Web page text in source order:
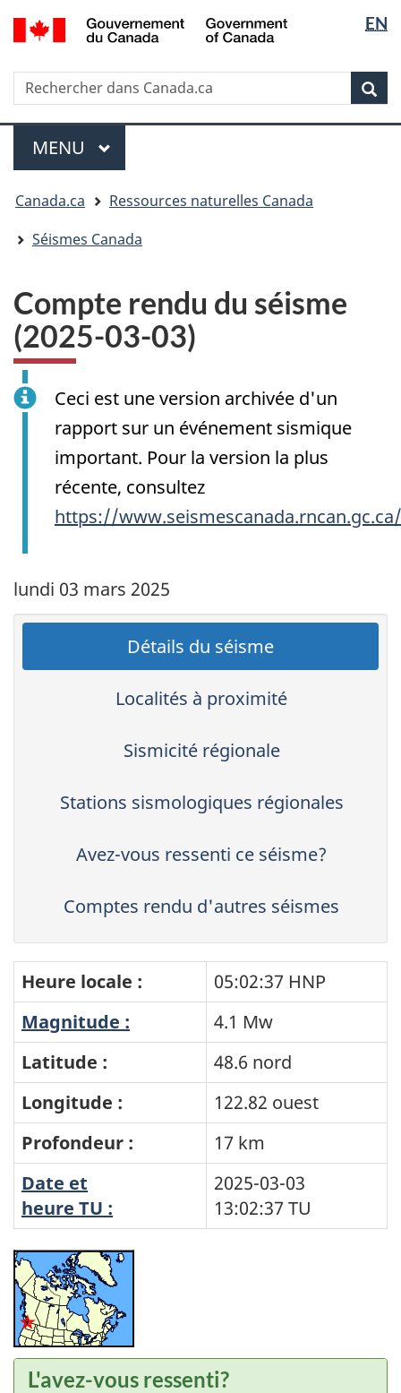
Passer
au
principal
Passer
à
sujet
du
gouvernement »
Passer
à
version
HTML
simplifiée
la
langue
EN
Rechercher
Rechercher
dans
Canada.ca
Menu
MENU PRINCIPAL
êtes
ici
Canada.ca
Ressources naturelles Canada
Séismes Canada
Compte rendu du séisme
(2025-03-03)
Ceci est une version archivée d'un
rapport sur un événement sismique
important. Pour la version la plus
récente, consultez
https://
lundi 03 mars 2025
Détails du séisme
Localités à proximité
Sismicité régionale
Stations sismologiques régionales
Avez-vous ressenti ce séisme?
Comptes rendu d'autres séismes
Heure locale :
05:02:37 HNP
Magnitude :
4.1 Mw
Latitude :
48.6 nord
Longitude :
122.82 ouest
Profondeur :
17 km
Date et
heure TU :
2025-03-03
13:02:37 TU
L'avez-vous ressenti?